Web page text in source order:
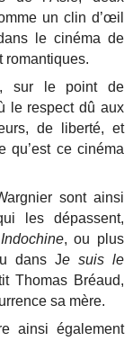
un clin d’œil
le cinéma de
romantiques.
sur le point de
le respect dû aux
de liberté, et
qu’est ce cinéma
sont ainsi
les dépassent,
Indochine, ou plus
dans Je suis le
Thomas Bréaud,
sa mère.
ainsi également